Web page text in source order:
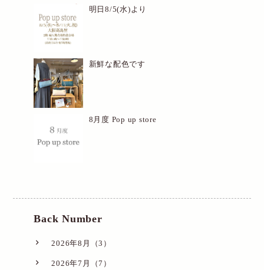
明日8/5(水)より
新鮮な配色です
8月度 Pop up store
Back Number
2026年8月（3）
2026年7月（7）